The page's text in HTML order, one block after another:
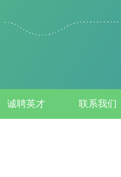
诚聘英才 联系我们